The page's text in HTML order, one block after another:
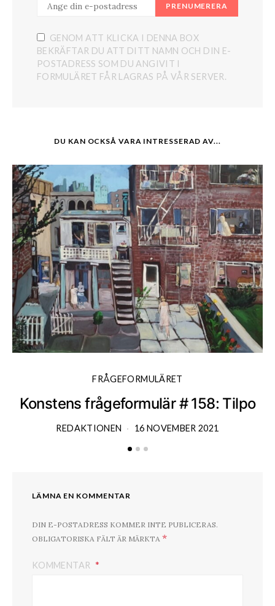
PRENUMERERA
GENOM ATT KLICKA I DENNA BOX
BEKRÄFTAR DU ATT DITT NAMN OCH DIN E-
POSTADRESS SOM DU ANGIVIT I
FORMULÄRET FÅR LAGRAS PÅ VÅR SERVER.
DU KAN OCKSÅ VARA INTRESSERAD AV...
FRÅGEFORMULÄRET
Konstens frågeformulär # 158: Tilpo
REDAKTIONEN 16 NOVEMBER 2021
LÄMNA EN KOMMENTAR
DIN E-POSTADRESS KOMMER INTE PUBLICERAS.
OBLIGATORISKA FÄLT ÄR MÄRKTA *
KOMMENTAR